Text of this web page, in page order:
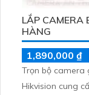
LẮP CAMERA
HÀNG
1,890,000 ₫
Trọn bộ camera
Hikvision cung